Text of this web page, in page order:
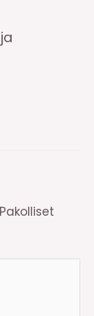
Pakolliset